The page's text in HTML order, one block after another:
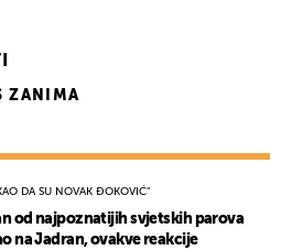
ZANIMA
DA SU NOVAK ĐOKOVIĆ"
od najpoznatijih svjetskih parova
na Jadran, ovakve reakcije